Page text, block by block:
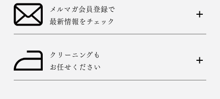
メルマガ会員登録で
最新情報をチェック
クリーニングも
お任せください